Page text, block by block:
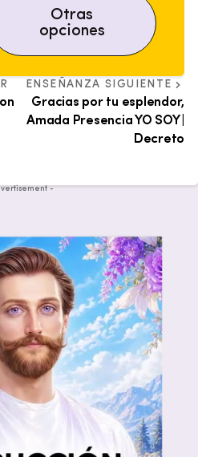
Otras
opciones
ENSEÑANZA SIGUIENTE
Gracias por tu esplendor,
Amada Presencia YO SOY |
Decreto
-